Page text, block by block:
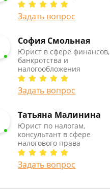
Задать вопрос
София Смольная
Юрист в сфере финансов,
банкротства и
налогообложения
Задать вопрос
Татьяна Малинина
Юрист по налогам,
консультант в сфере
налогового права
Задать вопрос